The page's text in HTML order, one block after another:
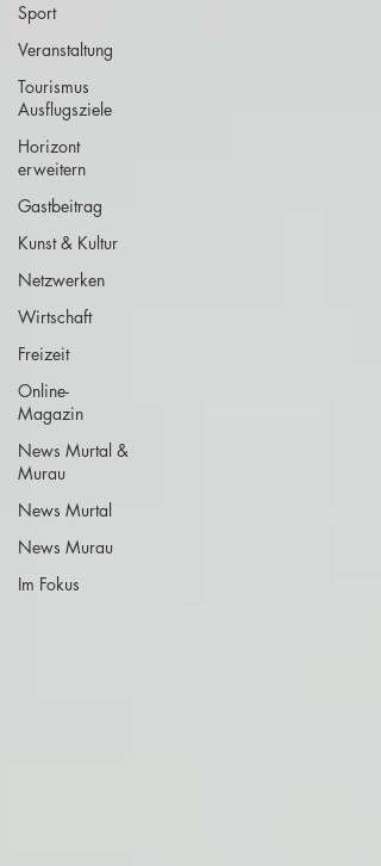
Sport
Veranstaltung
Tourismus
Ausflugsziele
Horizont
erweitern
Gastbeitrag
Kunst & Kultur
Netzwerken
Wirtschaft
Freizeit
Online-
Magazin
News Murtal &
Murau
News Murtal
News Murau
Im Fokus